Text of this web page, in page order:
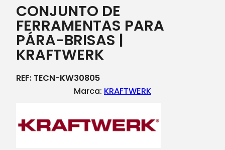
CONJUNTO DE
FERRAMENTAS PARA
PÁRA-BRISAS |
KRAFTWERK
REF: TECN-KW30805
Marca: KRAFTWERK